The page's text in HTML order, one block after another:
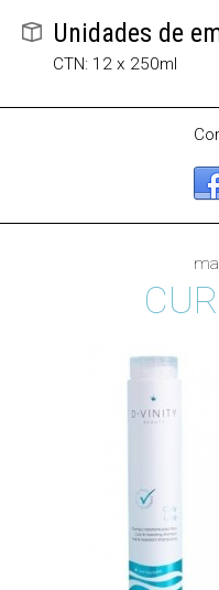
Unidades de
CTN: 12 x 250ml